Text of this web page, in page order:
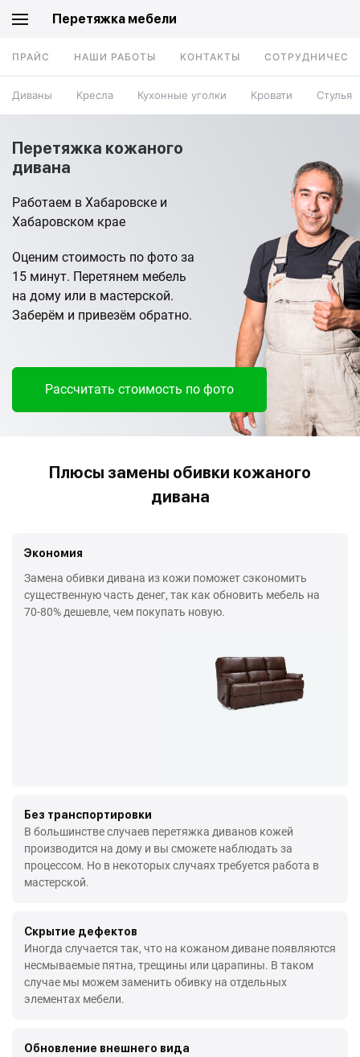
Перетяжка мебели
ПРАЙС НАШИ РАБОТЫ КОНТАКТЫ
Диваны Кресла Кухонные уголки Кровати Стулья
Перетяжка кожаного
дивана
Работаем в Хабаровске и
Хабаровском крае
Оценим стоимость по фото за
15 минут. Перетянем мебель
на дому или в мастерской.
Заберём и привезём обратно.
Рассчитать стоимость по фото
Плюсы замены обивки кожаного
дивана
Экономия
Замена обивки дивана из кожи поможет сэкономить
существенную часть денег, так как обновить мебель на
70-80% дешевле, чем покупать новую.
Без транспортировки
В большинстве случаев перетяжка диванов кожей
производится на дому и вы сможете наблюдать за
процессом. Но в некоторых случаях требуется работа в
мастерской.
Скрытие дефектов
Иногда случается так, что на кожаном диване появляются
несмываемые пятна, трещины или царапины. В таком
случае мы можем заменить обивку на отдельных
элементах мебели.
Обновление внешнего вида